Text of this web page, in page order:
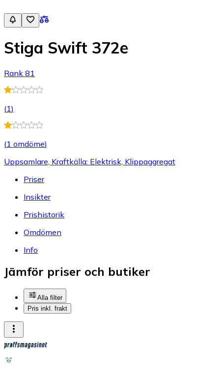
Stiga Swift 372e
Rank 81
(1)
(1 omdöme)
Uppsamlare, Kraftkälla: Elektrisk, Klippaggregat
Priser
Insikter
Prishistorik
Omdömen
Info
Jämför priser och butiker
Alla filter
Pris inkl. frakt